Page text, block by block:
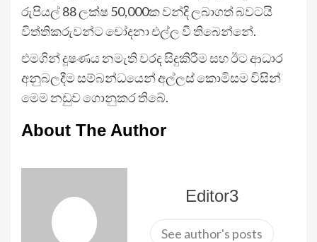
රුපියල් 88 ලක්ෂ 50,000ක වන්දි ලබාගත් බවටයි
විත්තිකරුවන්ට චෝදනා එල්ල වී තිබෙන්නේ.
එමගින් දූෂණය නමැති වරද සිදුකිරීම සහ ඊට ආධාර
අනුබලදීම සම්බන්ධයෙන් අල්ලස් කොමිසම විසින්
මෙම නඩුව ගොනුකර තිබේ.
About The Author
Editor3
See author's posts